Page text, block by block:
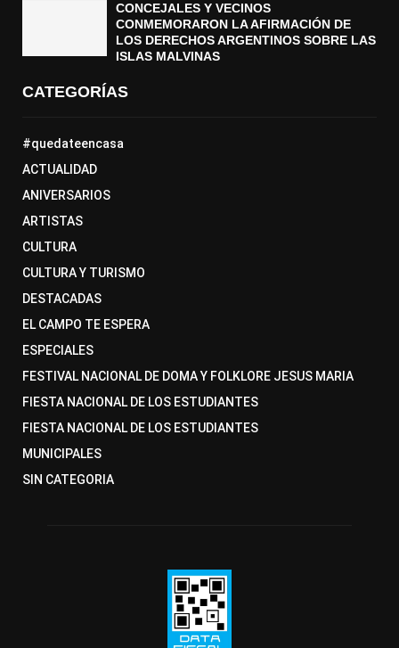
CONCEJALES Y VECINOS
CONMEMORARON LA AFIRMACIÓN DE
LOS DERECHOS ARGENTINOS SOBRE LAS
ISLAS MALVINAS
CATEGORÍAS
#quedateencasa
ACTUALIDAD
ANIVERSARIOS
ARTISTAS
CULTURA
CULTURA Y TURISMO
DESTACADAS
EL CAMPO TE ESPERA
ESPECIALES
FESTIVAL NACIONAL DE DOMA Y FOLKLORE JESUS MARIA
FIESTA NACIONAL DE LOS ESTUDIANTES
FIESTA NACIONAL DE LOS ESTUDIANTES
MUNICIPALES
SIN CATEGORIA